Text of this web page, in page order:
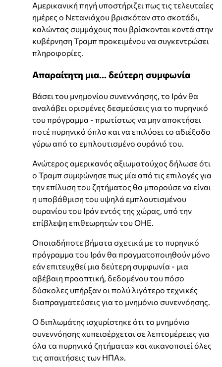
Αμερικανική πηγή υποστήριζει πως τις τελευταίες
ημέρες ο Νετανιάχου βρισκόταν στο σκοτάδι,
καλώντας συμμάχους που βρίσκονται κοντά στην
κυβέρνηση Τραμπ προκειμένου να συγκεντρώσει
πληροφορίες.
Απαραίτητη μια... δεύτερη συμφωνία
Βάσει του μνημονίου συνεννόησης, το Ιράν θα
αναλάβει ορισμένες δεσμεύσεις για το πυρηνικό
του πρόγραμμα - πρωτίστως να μην αποκτήσει
ποτέ πυρηνικό όπλο και να επιλύσει το αδιέξοδο
γύρω από το εμπλουτισμένο ουράνιό του.
Ανώτερος αμερικανός αξιωματούχος δήλωσε ότι
ο Τραμπ συμφώνησε πως μία από τις επιλογές για
την επίλυση του ζητήματος θα μπορούσε να είναι
η υποβάθμιση του υψηλά εμπλουτισμένου
ουρανίου του Ιράν εντός της χώρας, υπό την
επίβλεψη επιθεωρητών του ΟΗΕ.
Οποιαδήποτε βήματα σχετικά με το πυρηνικό
πρόγραμμα του Ιράν θα πραγματοποιηθούν μόνο
εάν επιτευχθεί μια δεύτερη συμφωνία - μια
αβέβαιη προοπτική, δεδομένου του πόσο
δύσκολες υπήρξαν οι πολύ λιγότερο τεχνικές
διαπραγματεύσεις για το μνημόνιο συνεννόησης.
Ο διπλωμάτης ισχυρίστηκε ότι το μνημόνιο
συνεννόησης «υπεισέρχεται σε λεπτομέρειες για
όλα τα πυρηνικά ζητήματα» και «ικανοποιεί όλες
τις απαιτήσεις των ΗΠΑ».